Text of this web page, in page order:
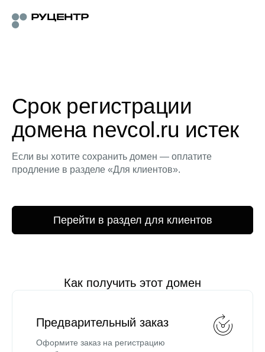
Срок регистрации
домена nevcol.ru истек
Если вы хотите сохранить домен — оплатите
продление в разделе «Для клиентов».
Перейти в раздел для клиентов
Как получить этот домен
Предварительный заказ
Оформите заказ на регистрацию